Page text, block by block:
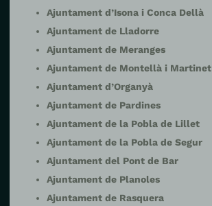
Ajuntament d’Isona i Conca Dellà
Ajuntament de Lladorre
Ajuntament de Meranges
Ajuntament de Montellà i Martinet
Ajuntament d’Organyà
Ajuntament de Pardines
Ajuntament de la Pobla de Lillet
Ajuntament de la Pobla de Segur
Ajuntament del Pont de Bar
Ajuntament de Planoles
Ajuntament de Rasquera